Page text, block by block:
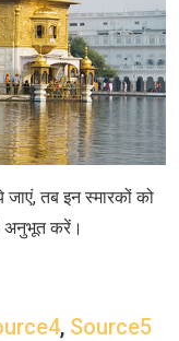
तब इन स्मारकों को
अनुभूत करें।
, Source5